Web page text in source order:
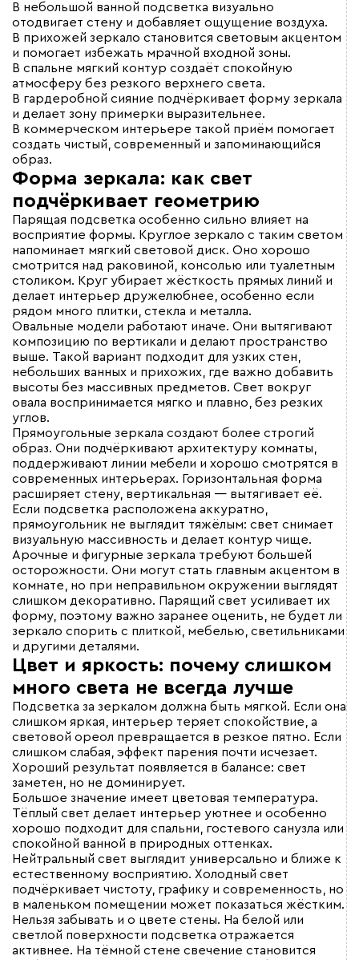
В небольшой ванной подсветка визуально
отодвигает стену и добавляет ощущение воздуха.
В прихожей зеркало становится световым акцентом
и помогает избежать мрачной входной зоны.
В спальне мягкий контур создаёт спокойную
атмосферу без резкого верхнего света.
В гардеробной сияние подчёркивает форму зеркала
и делает зону примерки выразительнее.
В коммерческом интерьере такой приём помогает
создать чистый, современный и запоминающийся
образ.
Форма зеркала: как свет
подчёркивает геометрию
Парящая подсветка особенно сильно влияет на
восприятие формы. Круглое зеркало с таким светом
напоминает мягкий световой диск. Оно хорошо
смотрится над раковиной, консолью или туалетным
столиком. Круг убирает жёсткость прямых линий и
делает интерьер дружелюбнее, особенно если
рядом много плитки, стекла и металла.
Овальные модели работают иначе. Они вытягивают
композицию по вертикали и делают пространство
выше. Такой вариант подходит для узких стен,
небольших ванных и прихожих, где важно добавить
высоты без массивных предметов. Свет вокруг
овала воспринимается мягко и плавно, без резких
углов.
Прямоугольные зеркала создают более строгий
образ. Они подчёркивают архитектуру комнаты,
поддерживают линии мебели и хорошо смотрятся в
современных интерьерах. Горизонтальная форма
расширяет стену, вертикальная — вытягивает её.
Если подсветка расположена аккуратно,
прямоугольник не выглядит тяжёлым: свет снимает
визуальную массивность и делает контур чище.
Арочные и фигурные зеркала требуют большей
осторожности. Они могут стать главным акцентом в
комнате, но при неправильном окружении выглядят
слишком декоративно. Парящий свет усиливает их
форму, поэтому важно заранее оценить, не будет ли
зеркало спорить с плиткой, мебелью, светильниками
и другими деталями.
Цвет и яркость: почему слишком
много света не всегда лучше
Подсветка за зеркалом должна быть мягкой. Если она
слишком яркая, интерьер теряет спокойствие, а
световой ореол превращается в резкое пятно. Если
слишком слабая, эффект парения почти исчезает.
Хороший результат появляется в балансе: свет
заметен, но не доминирует.
Большое значение имеет цветовая температура.
Тёплый свет делает интерьер уютнее и особенно
хорошо подходит для спальни, гостевого санузла или
спокойной ванной в природных оттенках.
Нейтральный свет выглядит универсально и ближе к
естественному восприятию. Холодный свет
подчёркивает чистоту, графику и современность, но
в маленьком помещении может показаться жёстким.
Нельзя забывать и о цвете стены. На белой или
светлой поверхности подсветка отражается
активнее. На тёмной стене свечение становится